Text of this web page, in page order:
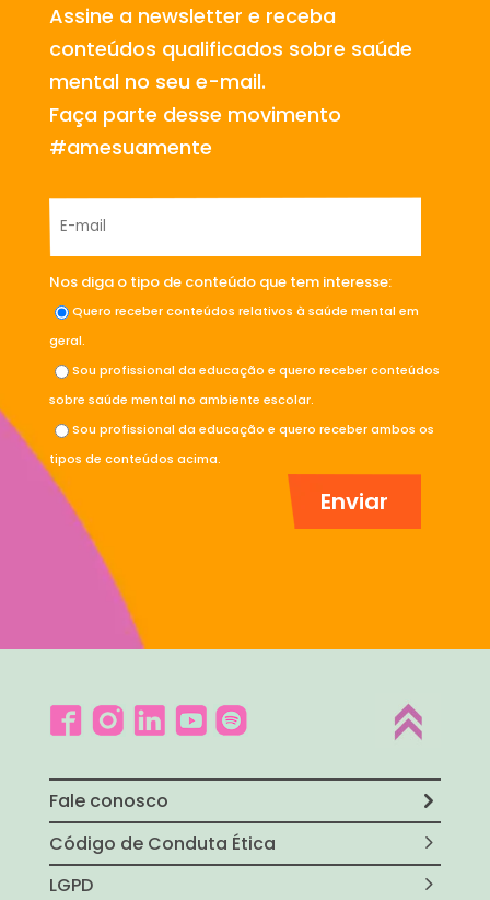
Assine a newsletter e receba
conteúdos qualificados sobre saúde
mental no seu e-mail.
Faça parte desse movimento
#amesuamente
Nos diga o tipo de conteúdo que tem interesse:
Quero receber conteúdos relativos à saúde mental em
geral.
Sou profissional da educação e quero receber conteúdos
sobre saúde mental no ambiente escolar.
Sou profissional da educação e quero receber ambos os
tipos de conteúdos acima.
Fale conosco
Código de Conduta Ética
LGPD